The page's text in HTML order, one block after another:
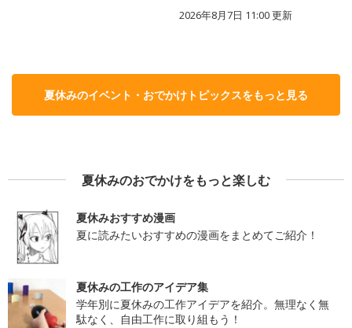
2026年8月7日 11:00更新
夏休みのイベント・おでかけトピックスをもっと見る
夏休みのおでかけをもっと楽しむ
夏休みおすすめ漫画
夏に読みたいおすすめの漫画をまとめてご紹介！
夏休みの工作のアイデア集
学年別に夏休みの工作アイデアを紹介。無理なく無
駄なく、自由工作に取り組もう！